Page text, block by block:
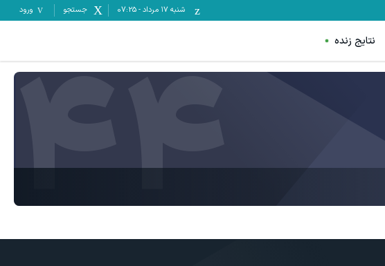
شنبه ۱۷ مرداد -
07:25 جستجو ورود
نتایج زنده 44